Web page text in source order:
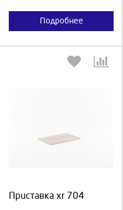
Подробнее
Приставка xr 704